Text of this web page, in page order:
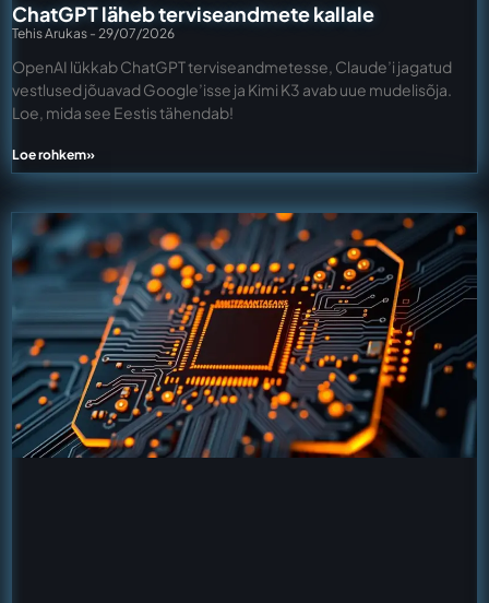
ChatGPT läheb terviseandmete kallale
Tehis Arukas 29/07/2026
OpenAI lükkab ChatGPT terviseandmetesse, Claude’i jagatud
vestlused jõuavad Google’isse ja Kimi K3 avab uue mudelisõja.
Loe, mida see Eestis tähendab!
Loe rohkem»